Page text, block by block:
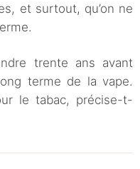
et surtout, qu’on ne
trente ans avant
terme de la vape.
le tabac, précise-t-